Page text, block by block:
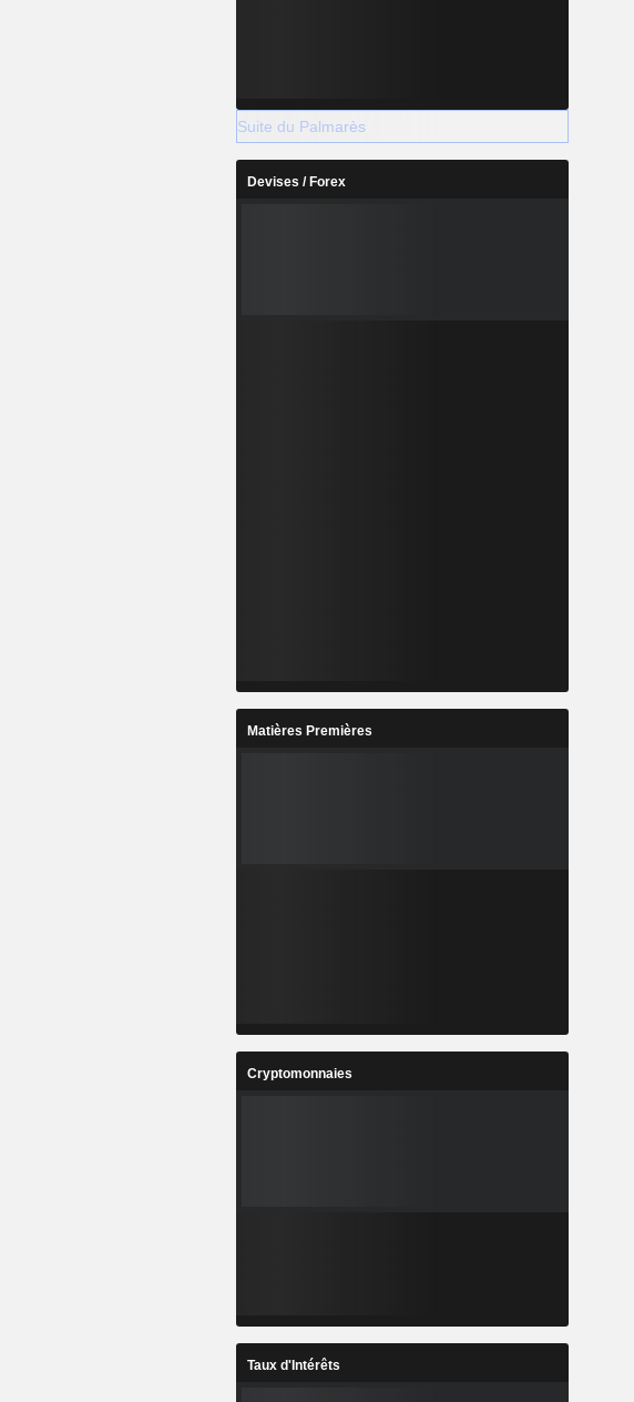
Suite du Palmarès
Devises / Forex
Matières Premières
Cryptomonnaies
Taux d'Intérêts